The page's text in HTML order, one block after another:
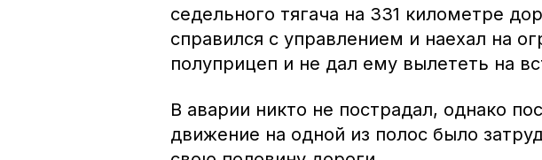
седельного тягача на 331 километре
справился с управлением и наехал на
полуприцеп и не дал ему вылететь на
В аварии никто не пострадал, однако
движение на одной из полос было